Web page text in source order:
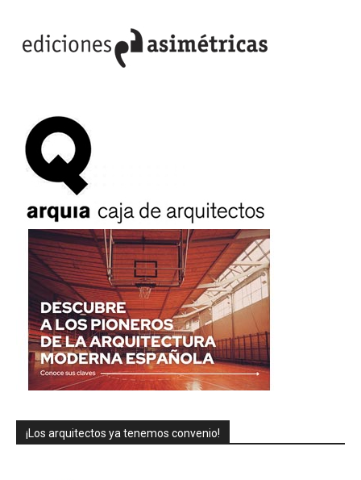
¡Los arquitectos ya tenemos convenio!